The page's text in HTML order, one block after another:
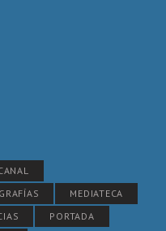
MEDIATECA
PORTADA